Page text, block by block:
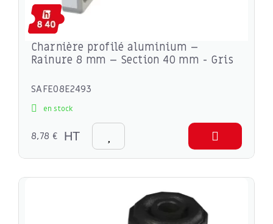
Charnière profilé aluminium –
Rainure 8 mm – Section 40 mm - Gris
SAFE08E2493
en stock
8,78 € HT